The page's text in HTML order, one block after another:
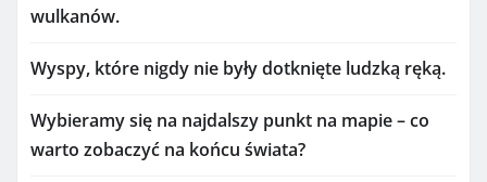
wulkanów.
Wyspy, które nigdy nie były dotknięte ludzką ręką.
Wybieramy się na najdalszy punkt na mapie – co
warto zobaczyć na końcu świata?